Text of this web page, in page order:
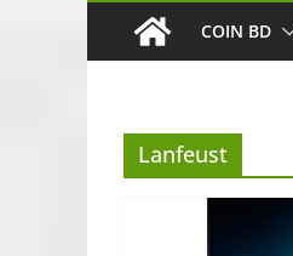
COIN BD
Lanfeust